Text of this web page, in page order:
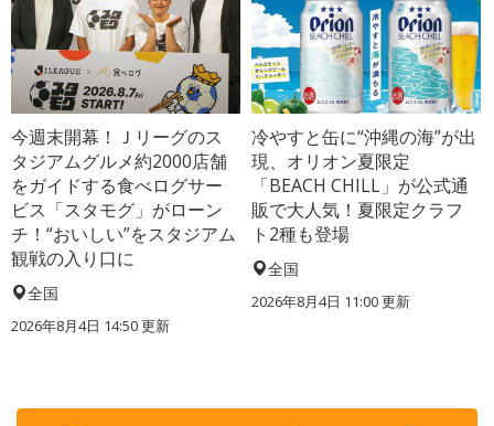
今週末開幕！Ｊリーグのス
タジアムグルメ約2000店舗
をガイドする食べログサー
ビス「スタモグ」がローン
チ！“おいしい”をスタジアム
観戦の入り口に
全国
2026年8月4日 14:50更新
冷やすと缶に“沖縄の海”が出
現、オリオン夏限定
「BEACH CHILL」が公式通
販で大人気！夏限定クラフ
ト2種も登場
全国
2026年8月4日 11:00更新